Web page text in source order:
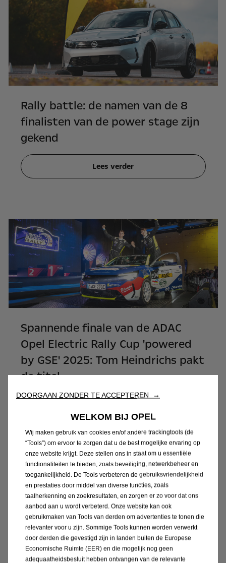
Rally battle: de namen van de 8
finalisten van de power stage zijn
gekend
Lees verder
Spannende finale van de ADAC
Opel Electric Rally Cup 'powered
by GSE' 2025: Tom Heindrichs pakt
de titel
DOORGAAN ZONDER TE ACCEPTEREN →
WELKOM BIJ OPEL
Wij maken gebruik van cookies en/of andere trackingtools (de
“Tools”) om ervoor te zorgen dat u de best mogelijke ervaring op
onze website krijgt. Deze stellen ons in staat om u essentiële
functionaliteiten te bieden, zoals beveiliging, netwerkbeheer en
toegankelijkheid. De Tools verbeteren de gebruiksvriendelijkheid
en prestaties door middel van diverse functies, zoals
taalherkenning en zoekresultaten, en zorgen er zo voor dat ons
aanbod aan u wordt verbeterd. Onze website kan ook
gebruikmaken van Tools van derden om advertenties te tonen die
relevanter voor u zijn. Sommige Tools kunnen worden verwerkt
door derden die gevestigd zijn in landen buiten de Europese
Economische Ruimte (EER) en die mogelijk nog geen
adequaatheidsbesluit hebben ontvangen van de relevante